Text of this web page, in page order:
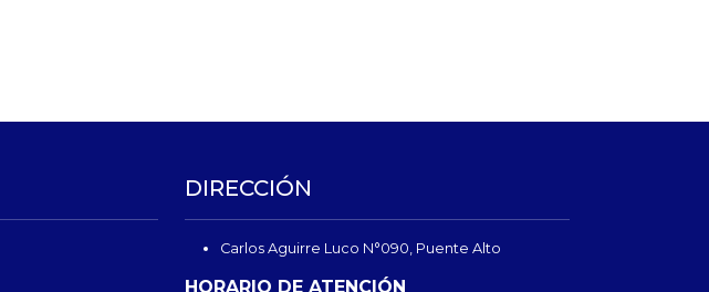
DIRECCIÓN
Carlos Aguirre Luco N°090, Puente Alto
HORARIO DE ATENCIÓN